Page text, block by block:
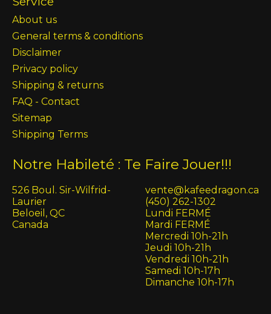
About us
General terms & conditions
Disclaimer
Privacy policy
Shipping & returns
FAQ - Contact
Sitemap
Shipping Terms
Notre Habileté : Te Faire Jouer!!!
526 Boul. Sir-Wilfrid-
Laurier
Beloeil, QC
Canada
vente@kafeedragon.ca
(450) 262-1302
Lundi FERMÉ
Mardi FERMÉ
Mercredi 10h-21h
Jeudi 10h-21h
Vendredi 10h-21h
Samedi 10h-17h
Dimanche 10h-17h
English (US)